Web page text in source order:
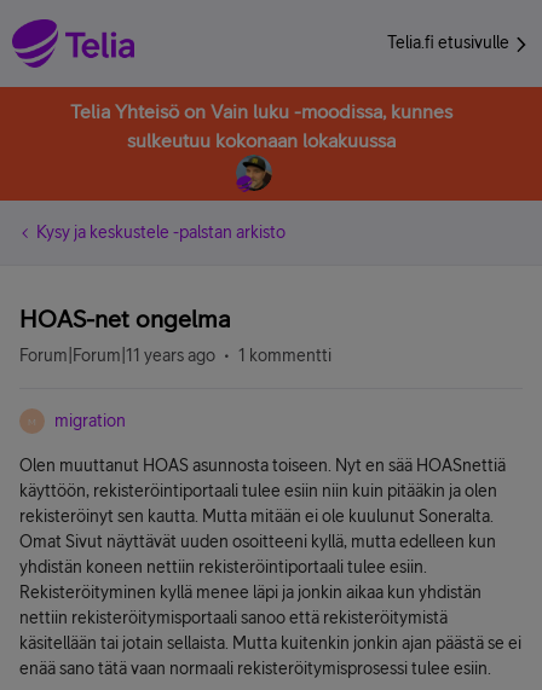
Telia.fi etusivulle
Telia Yhteisö on Vain luku -moodissa, kunnes
sulkeutuu kokonaan lokakuussa
Kysy ja keskustele -palstan arkisto
HOAS-net ongelma
Forum|Forum|11 years ago 1 kommentti
M migration
Olen muuttanut HOAS asunnosta toiseen. Nyt en sää HOASnettiä
käyttöön, rekisteröintiportaali tulee esiin niin kuin pitääkin ja olen
rekisteröinyt sen kautta. Mutta mitään ei ole kuulunut Soneralta.
Omat Sivut näyttävät uuden osoitteeni kyllä, mutta edelleen kun
yhdistän koneen nettiin rekisteröintiportaali tulee esiin.
Rekisteröityminen kyllä menee läpi ja jonkin aikaa kun yhdistän
nettiin rekisteröitymisportaali sanoo että rekisteröitymistä
käsitellään tai jotain sellaista. Mutta kuitenkin jonkin ajan päästä se ei
enää sano tätä vaan normaali rekisteröitymisprosessi tulee esiin.